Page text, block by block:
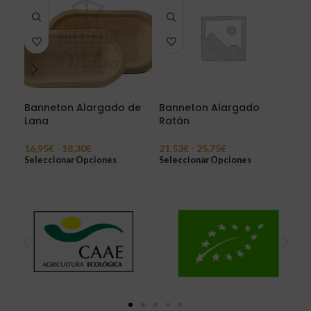
Banneton Alargado de
Lana
16,95€ - 18,30€
Seleccionar Opciones
Banneton Alargado
Ratán
21,53€ - 25,75€
Seleccionar Opciones